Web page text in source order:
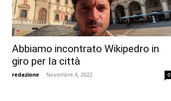
Abbiamo incontrato Wikipedro in
giro per la città
redazione - Novembre 4, 2022 0